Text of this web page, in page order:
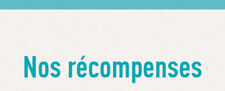
Nos récompenses